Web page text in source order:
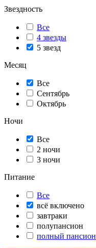
Звездность
Все
4 звезды
5 звезд
Месяц
Все
Сентябрь
Октябрь
Ночи
Все
2 ночи
3 ночи
Питание
Все
всё включено
завтраки
полупансион
полный пансион